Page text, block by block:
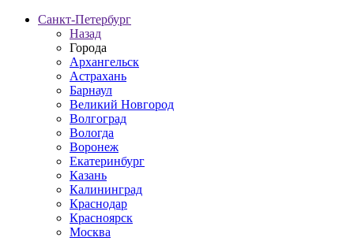
Санкт-Петербург
Назад
Города
Архангельск
Астрахань
Барнаул
Великий Новгород
Волгоград
Вологда
Воронеж
Екатеринбург
Казань
Калининград
Краснодар
Красноярск
Москва